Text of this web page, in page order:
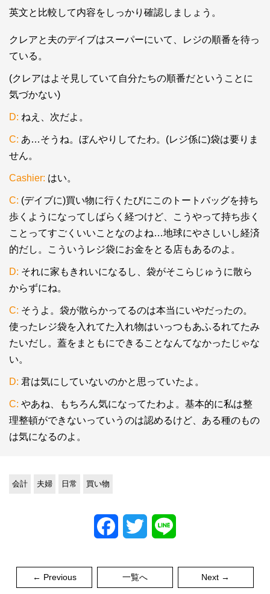
英文と比較して内容をしっかり確認しましょう。
クレアと夫のデイブはスーパーにいて、レジの順番を待っ
ている。
(クレアはよそ見していて自分たちの順番だということに
気づかない)
D: ねえ、次だよ。
C: あ…そうね。ぼんやりしてたわ。(レジ係に)袋は要りま
せん。
Cashier: はい。
C: (デイブに)買い物に行くたびにこのトートバッグを持ち
歩くようになってしばらく経つけど、こうやって持ち歩く
ことってすごくいいことなのよね…地球にやさしいし経済
的だし。こういうレジ袋にお金をとる店もあるのよ。
D: それに家もきれいになるし、袋がそこらじゅうに散ら
からずにね。
C: そうよ。袋が散らかってるのは本当にいやだったの。
使ったレジ袋を入れてた入れ物はいっつもあふるれてたみ
たいだし。蓋をまともにできることなんてなかったじゃな
い。
D: 君は気にしていないのかと思っていたよ。
C: やあね、もちろん気になってたわよ。基本的に私は整
理整頓ができないっていうのは認めるけど、ある種のもの
は気になるのよ。
会計 夫婦 日常 買い物
FacebookTwitter
← Previous 一覧へ Next →